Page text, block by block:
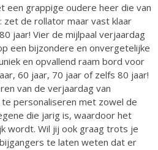
een grappige oudere heer die van
de rollator maar vast klaar
jaar! Vier de mijlpaal verjaardag
een bijzondere en onvergetelijke
en opvallend raam bord voor
60 jaar, 70 jaar of zelfs 80 jaar!
van de verjaardag van
personaliseren met zowel de
die jarig is, waardoor het
wordt. Wil jij ook graag trots je
te laten weten dat er